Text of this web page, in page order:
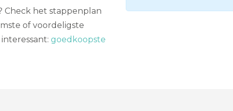
Check het stappenplan
of voordeligste
goedkoopste